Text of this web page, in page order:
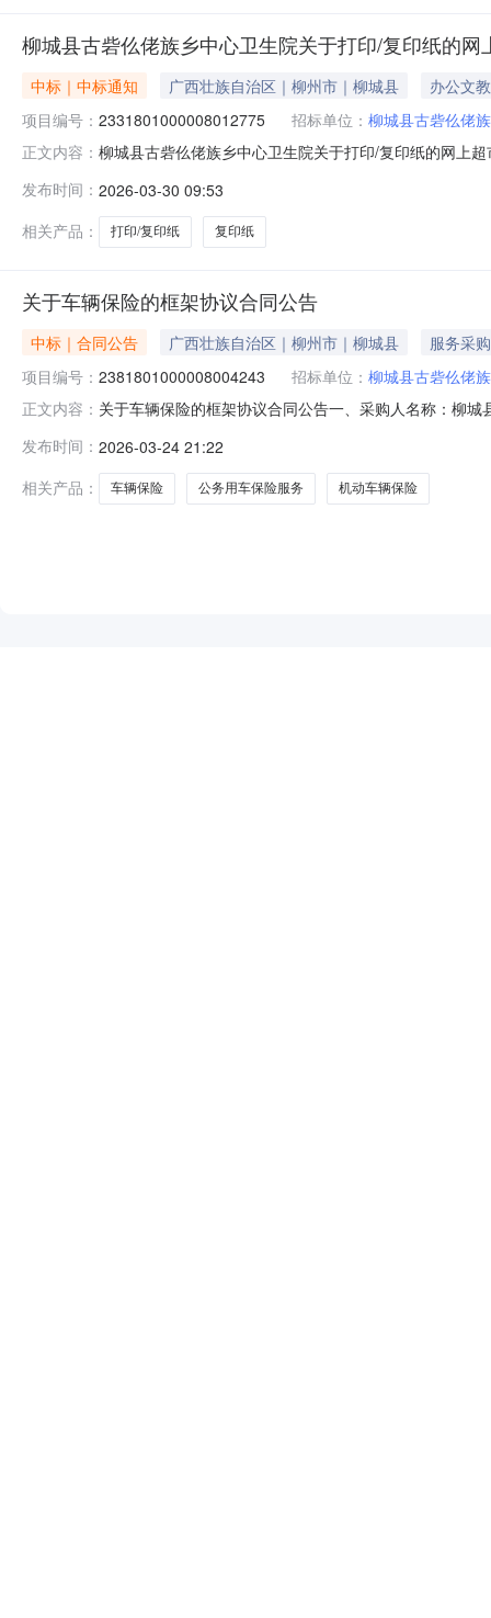
柳城县古砦仫佬族乡中心卫生院关于打印/复印纸的
中标｜中标通知 广西壮族自治区｜柳州市｜柳城县
办公文教
项目编号： 2331801000008012775 招标单位： 柳城县古砦仫佬
正文内容： 柳城县古砦仫佬族乡中心卫生院关于打印/复印纸的网上
号:2331801000008012775项目联系人:韦桂香项目联系
发布时间： 2026-03-30 09:53
相关产品：
打印/复印纸 复印纸
关于车辆保险的框架协议合同公告
中标｜合同公告 广西壮族自治区｜柳州市｜柳城县
服务采购
项目编号： 2381801000008004243 招标单位： 柳城县古砦仫佬
正文内容： 关于车辆保险的框架协议合同公告一、采购人名称：柳
北部湾财产保险股份有限公司柳州分公司2025-2026年
发布时间： 2026-03-24 21:22
相关产品：
车辆保险 公务用车保险服务 机动车辆保险